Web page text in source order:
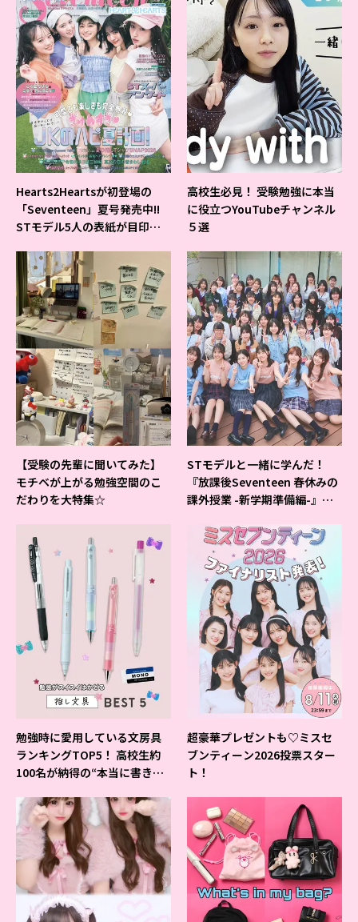
Hearts2Heartsが初登場の
「Seventeen」夏号発売中!!
STモデル5人の表紙が目印だ
高校生必見！ 受験勉強に本当
に役立つYouTubeチャンネル
５選
【受験の先輩に聞いてみた】
モチベが上がる勉強空間のこ
だわりを大特集☆
STモデルと一緒に学んだ！
『放課後Seventeen 春休みの
課外授業 -新学期準備編-』イ
勉強時に愛用している文房具
ランキングTOP5！ 高校生約
100名が納得の“本当に書きや
超豪華プレゼントも♡ミスセ
ブンティーン2026投票スター
ト！